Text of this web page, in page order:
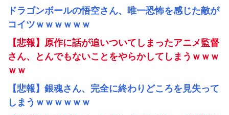
ドラゴンボールの悟空さん、唯一恐怖を感じた敵が
コイツｗｗｗｗｗｗ
【悲報】原作に話が追いついてしまったアニメ監督
さん、とんでもないことをやらかしてしまうｗｗｗ
ｗｗ
【悲報】銀魂さん、完全に終わりどころを見失って
しまうｗｗｗｗｗｗ